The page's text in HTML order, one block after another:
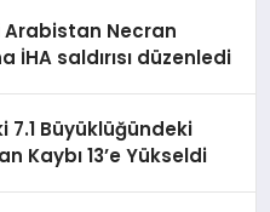
Arabistan Necran
İHA saldırısı düzenledi
7.1 Büyüklüğündeki
Kaybı 13’e Yükseldi